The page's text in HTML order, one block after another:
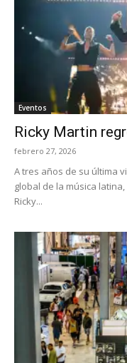
Eventos
Ricky Martin
febrero 27, 2026
A tres años de su última
global de la música
Ricky...